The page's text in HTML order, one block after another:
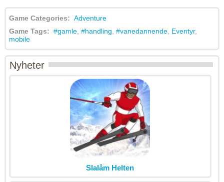
Game Categories: Adventure
Game Tags: #gamle, #handling #vanedannende, Eventyr,
mobile
Nyheter
Slalåm Helten